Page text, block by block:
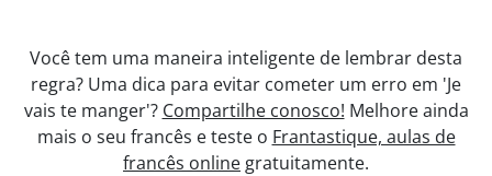
Você tem uma maneira inteligente de lembrar desta
regra? Uma dica para evitar cometer um erro em 'Je
vais te manger'? Compartilhe conosco! Melhore ainda
mais o seu francês e teste o Frantastique, aulas de
francês online gratuitamente.